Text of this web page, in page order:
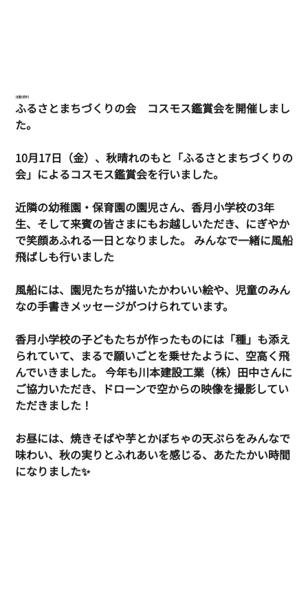
活動資料
ふるさとまちづくりの会　コスモス鑑賞会を開催しまし
た。
10月17日（金）、秋晴れのもと「ふるさとまちづくりの
会」によるコスモス鑑賞会を行いました。
近隣の幼稚園・保育園の園児さん、香月小学校の3年
生、そして来賓の皆さまにもお越しいただき、にぎやか
で笑顔あふれる一日となりました。 みんなで一緒に風船
飛ばしも行いました
風船には、園児たちが描いたかわいい絵や、児童のみん
なの手書きメッセージがつけられています。
香月小学校の子どもたちが作ったものには「種」も添え
られていて、まるで願いごとを乗せたように、空高く飛
んでいきました。 今年も川本建設工業（株）田中さんに
ご協力いただき、ドローンで空からの映像を撮影してい
ただきました！
お昼には、焼きそばや芋とかぼちゃの天ぷらをみんなで
味わい、秋の実りとふれあいを感じる、あたたかい時間
になりました✨